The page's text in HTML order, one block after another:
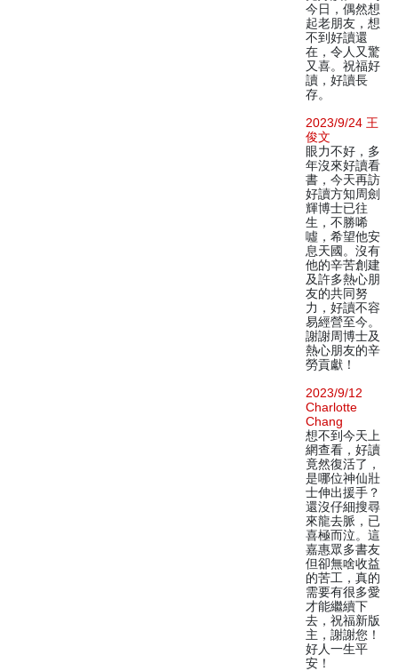
今日，偶然想
起老朋友，想
不到好讀還
在，令人又驚
又喜。祝福好
讀，好讀長
存。
2023/9/24 王
俊文
眼力不好，多
年沒來好讀看
書，今天再訪
好讀方知周劍
輝博士已往
生，不勝唏
噓，希望他安
息天國。沒有
他的辛苦創建
及許多熱心朋
友的共同努
力，好讀不容
易經營至今。
謝謝周博士及
熱心朋友的辛
勞貢獻！
2023/9/12
Charlotte
Chang
想不到今天上
網查看，好讀
竟然復活了，
是哪位神仙壯
士伸出援手？
還沒仔細搜尋
來龍去脈，已
喜極而泣。這
嘉惠眾多書友
但卻無啥收益
的苦工，真的
需要有很多愛
才能繼續下
去，祝福新版
主，謝謝您！
好人一生平
安！